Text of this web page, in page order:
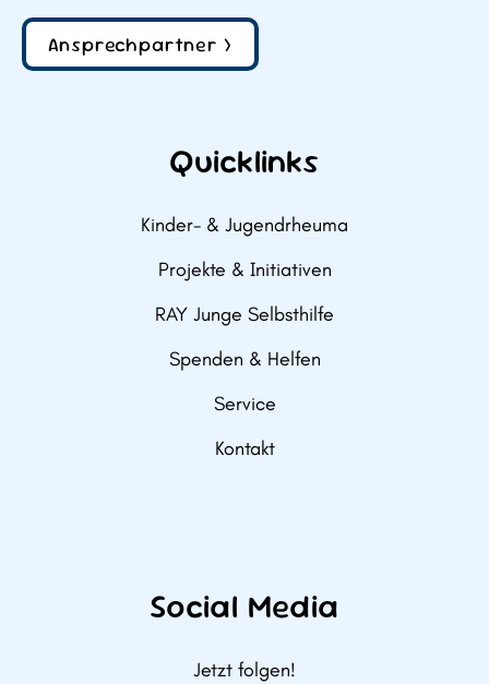
Quicklinks
Kinder- & Jugendrheuma
Projekte & Initiativen
RAY Junge Selbsthilfe
Spenden & Helfen
Service
Kontakt
Ansprechpartner >
Social Media
Jetzt folgen!